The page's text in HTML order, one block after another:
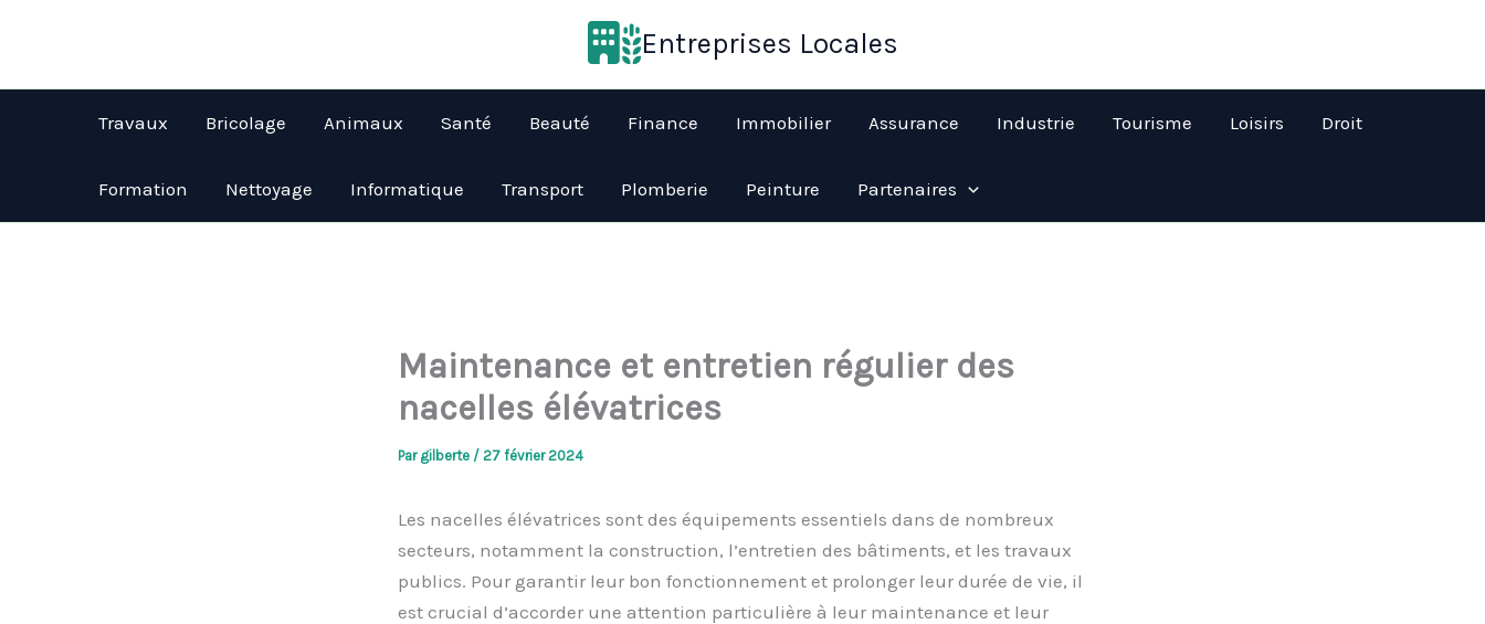
Entreprises Locales
Travaux Bricolage Animaux Santé Beauté Finance Immobilier Assurance Industrie Tourisme Loisirs Droit
Formation Nettoyage Informatique Transport Plomberie Peinture Partenaires
Maintenance et entretien régulier des
nacelles élévatrices
Par gilberte / 27 février 2024
Les nacelles élévatrices sont des équipements essentiels dans de nombreux
secteurs, notamment la construction, l’entretien des bâtiments, et les travaux
publics. Pour garantir leur bon fonctionnement et prolonger leur durée de vie, il
est crucial d’accorder une attention particulière à leur maintenance et leur